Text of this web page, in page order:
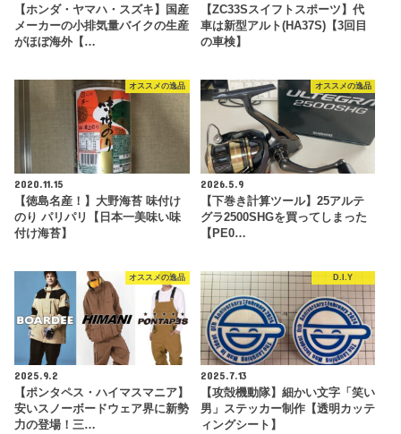
【ホンダ・ヤマハ・スズキ】国産
メーカーの小排気量バイクの生産
がほぼ海外【…
【ZC33Sスイフトスポーツ】代
車は新型アルト(HA37S)【3回目
の車検】
オススメの逸品
2020.11.15
【徳島名産！】大野海苔 味付け
のり パリパリ【日本一美味い味
付け海苔】
オススメの逸品
2026.5.9
【下巻き計算ツール】25アルテ
グラ2500SHGを買ってしまった
【PE0…
オススメの逸品
2025.9.2
【ポンタペス・ハイマスマニア】
安いスノーボードウェア界に新勢
力の登場！三…
D.I.Y
2025.7.13
【攻殻機動隊】細かい文字「笑い
男」ステッカー制作【透明カッテ
ィングシート】